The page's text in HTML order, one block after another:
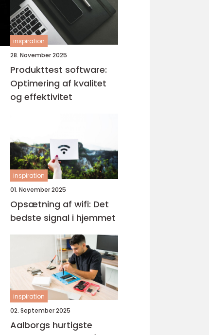
inspiration
28. November 2025
Produkttest software:
Optimering af kvalitet
og effektivitet
inspiration
01. November 2025
Opsætning af wifi: Det
bedste signal i hjemmet
inspiration
02. September 2025
Aalborgs hurtigste